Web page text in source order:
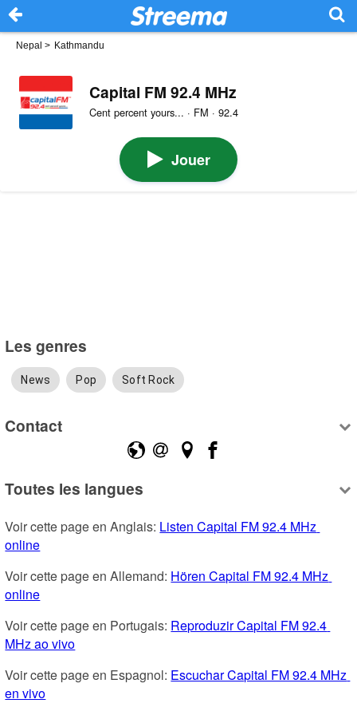
Nepal > Kathmandu
Capital FM 92.4 MHz
Cent percent yours... · FM · 92.4
Jouer
Les genres
News Pop Soft Rock
Contact
Toutes les langues
Voir cette page en Anglais: Listen Capital FM 92.4 MHz
online
Voir cette page en Allemand: Hören Capital FM 92.4 MHz
online
Voir cette page en Portugais: Reproduzir Capital FM 92.4
MHz ao vivo
Voir cette page en Espagnol: Escuchar Capital FM 92.4 MHz
en vivo